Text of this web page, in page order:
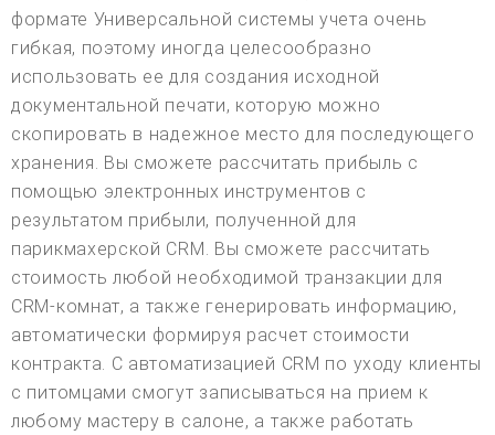
формате Универсальной системы учета очень
гибкая, поэтому иногда целесообразно
использовать ее для создания исходной
документальной печати, которую можно
скопировать в надежное место для последующего
хранения. Вы сможете рассчитать прибыль с
помощью электронных инструментов с
результатом прибыли, полученной для
парикмахерской CRM. Вы сможете рассчитать
стоимость любой необходимой транзакции для
CRM-комнат, а также генерировать информацию,
автоматически формируя расчет стоимости
контракта. С автоматизацией CRM по уходу клиенты
с питомцами смогут записываться на прием к
любому мастеру в салоне, а также работать